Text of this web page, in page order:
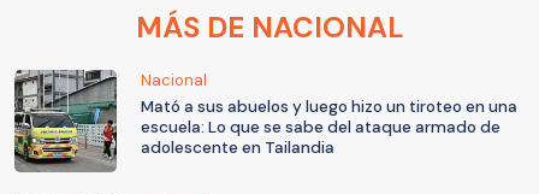
MÁS DE NACIONAL
Nacional
Mató a sus abuelos y luego hizo un tiroteo en una
escuela: Lo que se sabe del ataque armado de
adolescente en Tailandia